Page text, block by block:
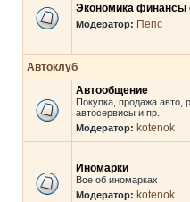
Экономика финансы
Модератор: Пепс
Автоклуб
Автообщение
Покупка, продажа авто,
автосервисы и пр.
Модератор: kotenok
Иномарки
Все об иномарках
Модератор: kotenok